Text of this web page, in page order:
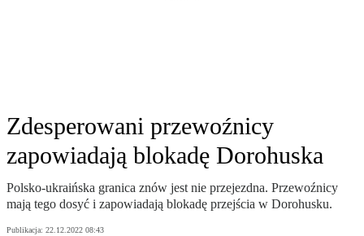
Zdesperowani przewoźnicy
zapowiadają blokadę Dorohuska
Polsko-ukraińska granica znów jest nie przejezdna. Przewoźnicy
mają tego dosyć i zapowiadają blokadę przejścia w Dorohusku.
Publikacja: 22.12.2022 08:43